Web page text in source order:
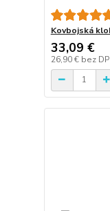
Kovbojská
33,09 €
26,90 € bez